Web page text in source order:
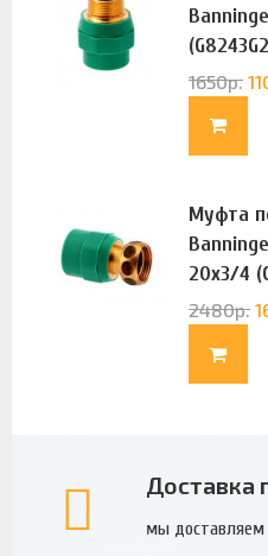
1650р.
Муфта
20х3/4
2480р.
Доставка
мы доставляем